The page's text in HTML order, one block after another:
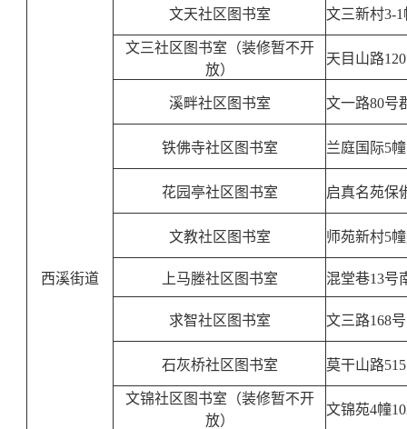
西溪街道
文天社区图书室 文三新村3-1
文三社区图书室（装修暂不开
放）
天目山路
溪畔社区图书室 文一路80号
铁佛寺社区图书室 兰庭国际5
花园亭社区图书室 启真名苑保
文教社区图书室 师苑新村5
上马塍社区图书室 混堂巷13号
求智社区图书室 文三路168号
石灰桥社区图书室 莫干山路
文锦社区图书室（装修暂不开
放）
文锦苑4幢